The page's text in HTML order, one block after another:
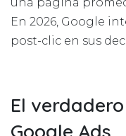
En 2026, Google
post-clic en sus
El
Google Ads